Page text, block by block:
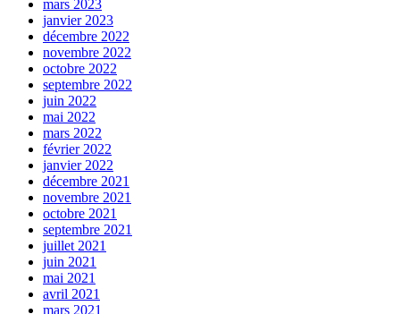
mars 2023
janvier 2023
décembre 2022
novembre 2022
octobre 2022
septembre 2022
juin 2022
mai 2022
mars 2022
février 2022
janvier 2022
décembre 2021
novembre 2021
octobre 2021
septembre 2021
juillet 2021
juin 2021
mai 2021
avril 2021
mars 2021